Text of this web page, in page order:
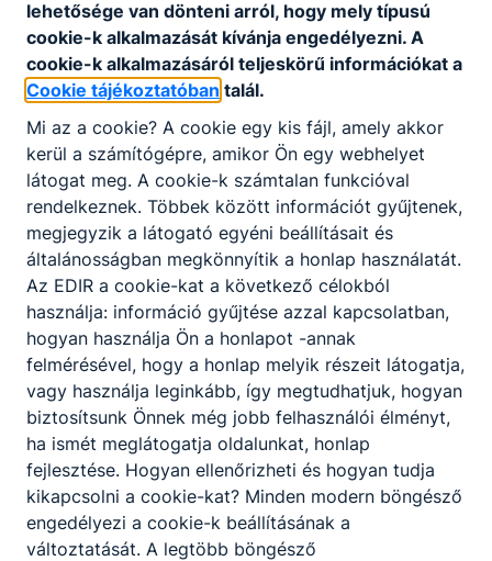
Központi ügyfélszolgálat: +36 (70) 501-9414
E-mail cím: iskolatitkar@blathy.info
Székhely: 1032 Budapest, Bécsi út 134.
Postacím: 1032 Budapest, Bécsi út 134.
OM azonosító: 203058/002
lehetősége van dönteni arról, hogy mely típusú
cookie-k alkalmazását kívánja engedélyezni. A
cookie-k alkalmazásáról teljeskörű információkat a
Cookie tájékoztatóban talál.
Mi az a cookie? A cookie egy kis fájl, amely akkor
kerül a számítógépre, amikor Ön egy webhelyet
látogat meg. A cookie-k számtalan funkcióval
rendelkeznek. Többek között információt gyűjtenek,
megjegyzik a látogató egyéni beállításait és
általánosságban megkönnyítik a honlap használatát.
Az EDIR a cookie-kat a következő célokból
használja: információ gyűjtése azzal kapcsolatban,
hogyan használja Ön a honlapot -annak
felmérésével, hogy a honlap melyik részeit látogatja,
vagy használja leginkább, így megtudhatjuk, hogyan
biztosítsunk Önnek még jobb felhasználói élményt,
ha ismét meglátogatja oldalunkat, honlap
fejlesztése. Hogyan ellenőrizheti és hogyan tudja
kikapcsolni a cookie-kat? Minden modern böngésző
engedélyezi a cookie-k beállításának a
változtatását. A legtöbb böngésző